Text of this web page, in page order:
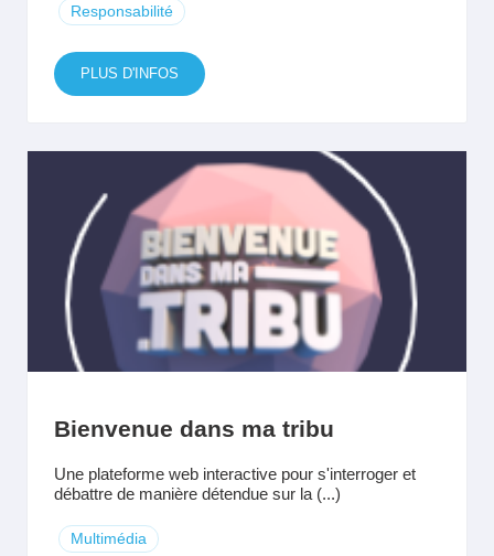
Responsabilité
PLUS D'INFOS
Bienvenue dans ma tribu
Une plateforme web interactive pour s'interroger et
débattre de manière détendue sur la (...)
Multimédia